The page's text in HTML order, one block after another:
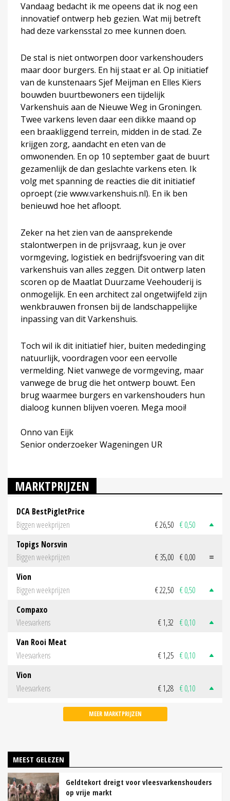
Vandaag bedacht ik me opeens dat ik nog een
innovatief ontwerp heb gezien. Wat mij betreft
had deze varkensstal zo mee kunnen doen.
De stal is niet ontworpen door varkenshouders
maar door burgers. En hij staat er al. Op initiatief
van de kunstenaars Sjef Meijman en Elles Kiers
bouwden buurtbewoners een tijdelijk
Varkenshuis aan de Nieuwe Weg in Groningen.
Twee varkens leven daar een dikke maand op
een braakliggend terrein, midden in de stad. Ze
krijgen zorg, aandacht en eten van de
omwonenden. En op 10 september gaat de buurt
gezamenlijk de dan geslachte varkens eten. Ik
volg met spanning de reacties die dit initiatief
oproept (zie www.varkenshuis.nl). En ik ben
benieuwd hoe het afloopt.
Zeker na het zien van de aansprekende
stalontwerpen in de prijsvraag, kun je over
vormgeving, logistiek en bedrijfsvoering van dit
varkenshuis van alles zeggen. Dit ontwerp laten
scoren op de Maatlat Duurzame Veehouderij is
onmogelijk. En een architect zal ongetwijfeld zijn
wenkbrauwen fronsen bij de landschappelijke
inpassing van dit Varkenshuis.
Toch wil ik dit initiatief hier, buiten mededinging
natuurlijk, voordragen voor een eervolle
vermelding. Niet vanwege de vormgeving, maar
vanwege de brug die het ontwerp bouwt. Een
brug waarmee burgers en varkenshouders hun
dialoog kunnen blijven voeren. Mega mooi!
Onno van Eijk
Senior onderzoeker Wageningen UR
MARKTPRIJZEN
DCA BestPigletPrice
Biggen weekprijzen
€ 26,50 € 0,50
Topigs Norsvin
Biggen weekprijzen
€ 35,00 € 0,00
Vion
Biggen weekprijzen
€ 22,50 € 0,50
Compaxo
Vleesvarkens
€ 1,32 € 0,10
Van Rooi Meat
Vleesvarkens
€ 1,25 € 0,10
Vion
Vleesvarkens
€ 1,28 € 0,10
MEER MARKTPRIJZEN
MEEST GELEZEN
Geldtekort dreigt voor vleesvarkenshouders
op vrije markt